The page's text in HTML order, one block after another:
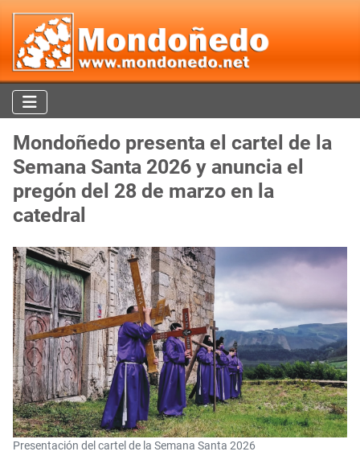
Mondoñedo presenta el cartel de la
Semana Santa 2026 y anuncia el
pregón del 28 de marzo en la
catedral
Presentación del cartel de la Semana Santa 2026